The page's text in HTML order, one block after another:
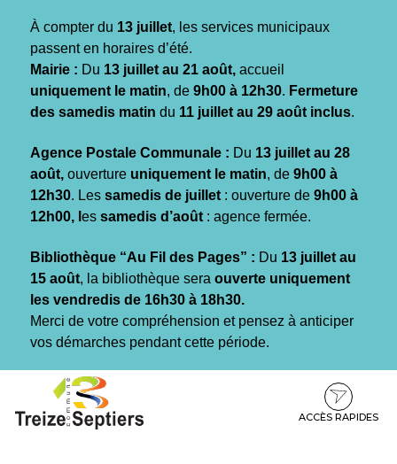
À compter du 13 juillet, les services municipaux
passent en horaires d’été.
Mairie : Du 13 juillet au 21 août, accueil
uniquement le matin, de 9h00 à 12h30. Fermeture
des samedis matin du 11 juillet au 29 août inclus.
Agence Postale Communale : Du 13 juillet au 28
août, ouverture uniquement le matin, de 9h00 à
12h30. Les samedis de juillet : ouverture de 9h00 à
12h00, l es samedis d’août : agence fermée.
Bibliothèque “Au Fil des Pages” : Du 13 juillet au
15 août, la bibliothèque sera ouverte uniquement
les vendredis de 16h30 à 18h30.
Merci de votre compréhension et pensez à anticiper
vos démarches pendant cette période.
contenu
pied
ACCÈS RAPIDES